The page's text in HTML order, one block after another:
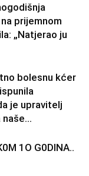
prijemnom
„Natjerao ju
bolesnu kćer
je upravitelj
1O G0DINA..